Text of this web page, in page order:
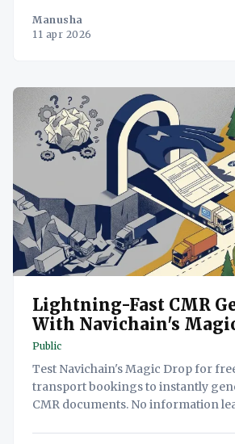
expensive cabin equipment
Manusha
11 apr 2026
Lightning-Fast CMR
With Navichain's
Public
Test Navichain's Magic Drop for
transport bookings to instantly
CMR documents. No information